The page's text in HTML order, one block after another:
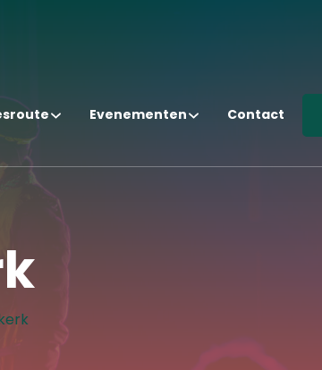
Evenementen Contact